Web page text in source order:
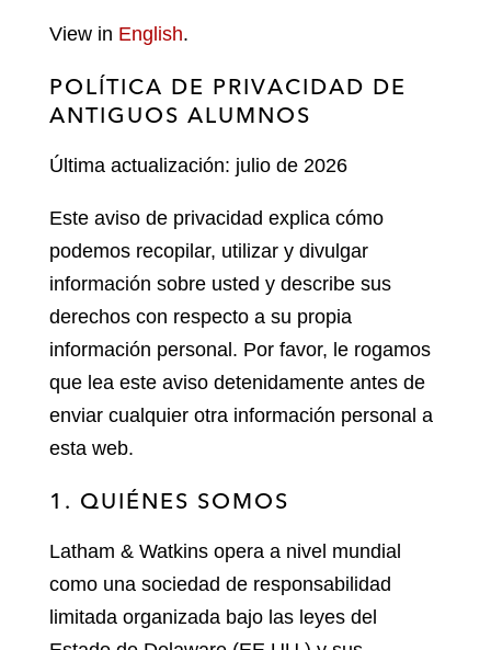
View in English.
POLÍTICA DE PRIVACIDAD DE
ANTIGUOS ALUMNOS
Última actualización: julio de 2026
Este aviso de privacidad explica cómo
podemos recopilar, utilizar y divulgar
información sobre usted y describe sus
derechos con respecto a su propia
información personal. Por favor, le rogamos
que lea este aviso detenidamente antes de
enviar cualquier otra información personal a
esta web.
1. QUIÉNES SOMOS
Latham & Watkins opera a nivel mundial
como una sociedad de responsabilidad
limitada organizada bajo las leyes del